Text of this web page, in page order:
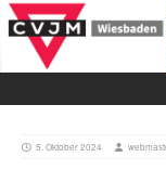
5. Oktober 2024